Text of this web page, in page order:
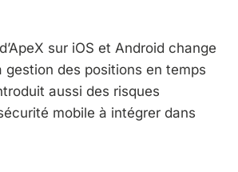
sur iOS et Android change
gestion des positions en temps
aussi des risques
mobile à intégrer dans